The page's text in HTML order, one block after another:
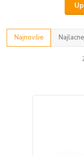
Najnovšie